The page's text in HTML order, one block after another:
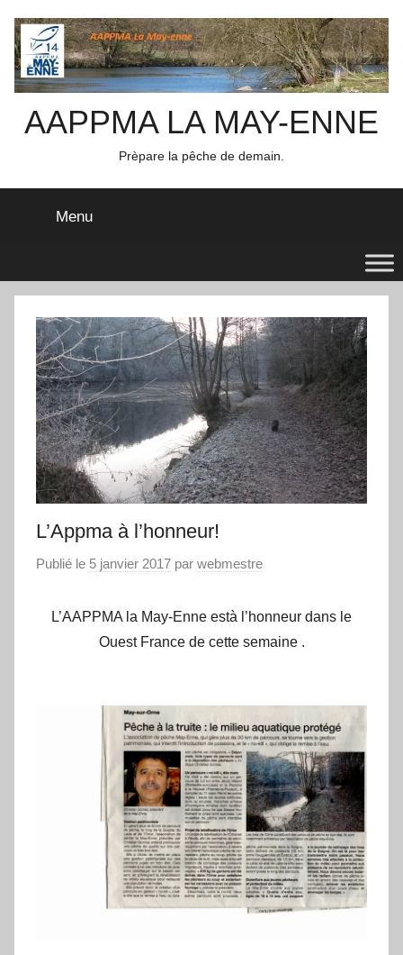
au
contenu
AAPPMA LA MAY-ENNE
Prèpare la pêche de demain.
Menu
L’Appma à l’honneur!
Publié le 5 janvier 2017 par webmestre
L’AAPPMA la May-Enne està l’honneur dans le
Ouest France de cette semaine .